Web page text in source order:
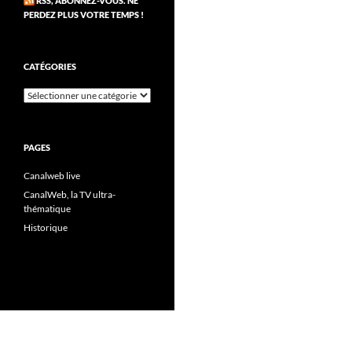
PERDEZ PLUS VOTRE TEMPS !
CATÉGORIES
Catégories
PAGES
Canalweb live
CanalWeb, la TV ultra-
thématique
Historique